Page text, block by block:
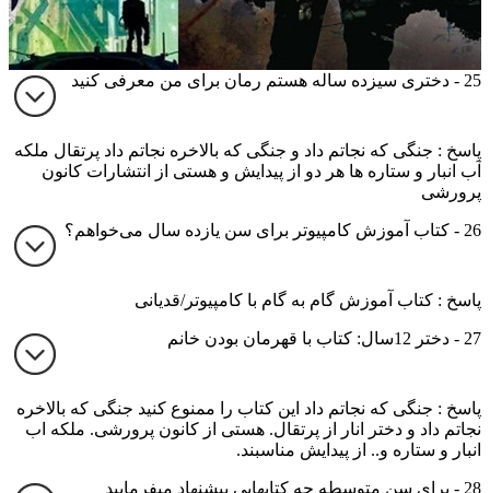
25 - دختری سیزده ساله هستم رمان برای من معرفی کنید
پاسخ : جنگی که نجاتم داد و جنگی که بالاخره نجاتم داد پرتقال ملکه
آب انبار و ستاره ها هر دو از پیدایش و هستی از انتشارات کانون
پرورشی
26 - کتاب آموزش کامپیوتر برای سن یازده سال می‌خواهم؟
پاسخ : کتاب آموزش گام به گام با کامپیوتر/قدیانی
27 - دختر 12سال: کتاب با قهرمان بودن خانم
پاسخ : جنگی که نجاتم داد این کتاب را ممنوع کنید جنگی که بالاخره
نجاتم داد و دختر انار از پرتقال. هستی از کانون پرورشی. ملکه اب
انبار و ستاره و.. از پیدایش مناسبند.
28 - برای سن متوسطه چه کتابهایی پیشنهاد میفرمایید